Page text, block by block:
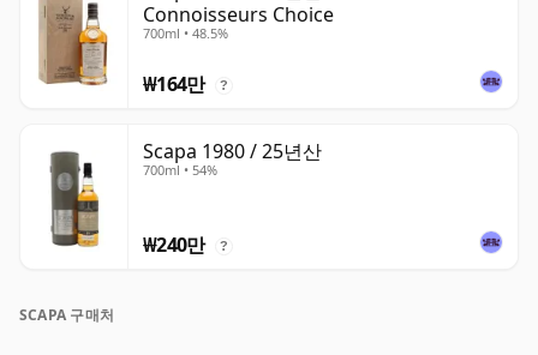
Connoisseurs Choice
700ml • 48.5%
₩164만 ?
Scapa 1980 / 25년산
700ml • 54%
₩240만 ?
SCAPA 구매처